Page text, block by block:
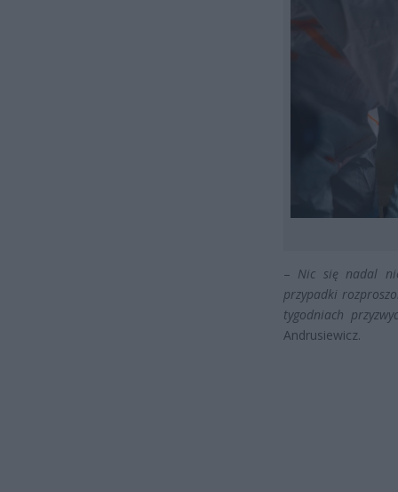
– Nic się nadal
przypadki
tygodniach
Andrusiewicz.